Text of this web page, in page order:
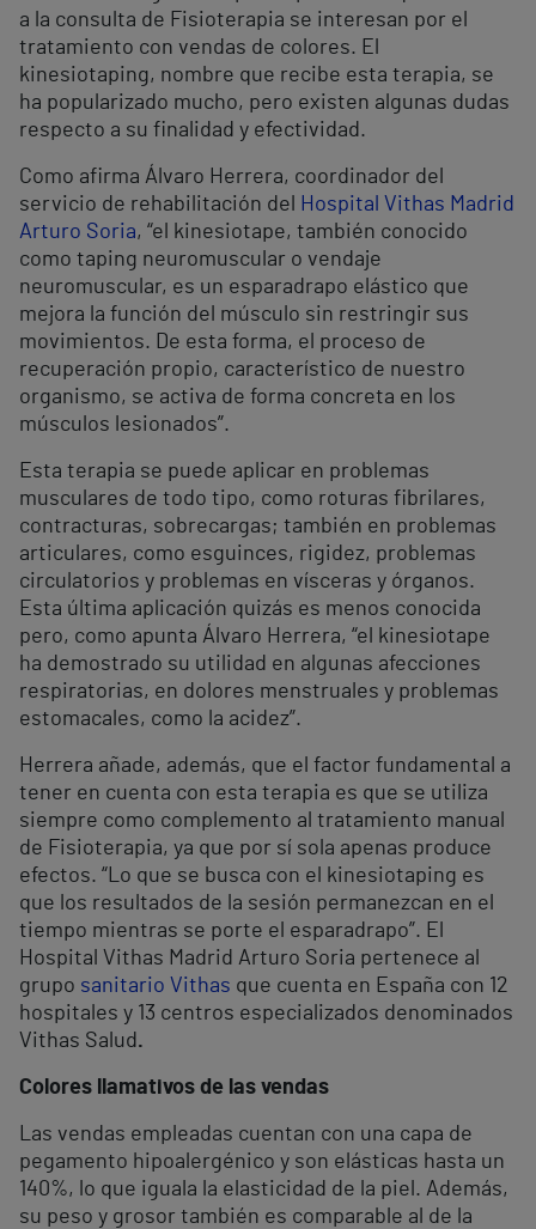
a la consulta de Fisioterapia se interesan por el
tratamiento con vendas de colores. El
kinesiotaping, nombre que recibe esta terapia, se
ha popularizado mucho, pero existen algunas dudas
respecto a su finalidad y efectividad.
Como afirma Álvaro Herrera, coordinador del
servicio de rehabilitación del
Hospital Vithas Madrid
Arturo Soria, “el kinesiotape, también conocido
como taping neuromuscular o vendaje
neuromuscular, es un esparadrapo elástico que
mejora la función del músculo sin restringir sus
movimientos. De esta forma, el proceso de
recuperación propio, característico de nuestro
organismo, se activa de forma concreta en los
músculos lesionados”.
Esta terapia se puede aplicar en problemas
musculares de todo tipo, como roturas fibrilares,
contracturas, sobrecargas; también en problemas
articulares, como esguinces, rigidez, problemas
circulatorios y problemas en vísceras y órganos.
Esta última aplicación quizás es menos conocida
pero, como apunta Álvaro Herrera, “el kinesiotape
ha demostrado su utilidad en algunas afecciones
respiratorias, en dolores menstruales y problemas
estomacales, como la acidez”.
Herrera añade, además, que el factor fundamental a
tener en cuenta con esta terapia es que se utiliza
siempre como complemento al tratamiento manual
de Fisioterapia, ya que por sí sola apenas produce
efectos. “Lo que se busca con el kinesiotaping es
que los resultados de la sesión permanezcan en el
tiempo mientras se porte el esparadrapo”. El
Hospital Vithas Madrid Arturo Soria pertenece al
grupo sanitario Vithas que cuenta en España con 12
hospitales y 13 centros especializados denominados
Vithas Salud .
Colores llamativos de las vendas
Las vendas empleadas cuentan con una capa de
pegamento hipoalergénico y son elásticas hasta un
140%, lo que iguala la elasticidad de la piel. Además,
su peso y grosor también es comparable al de la